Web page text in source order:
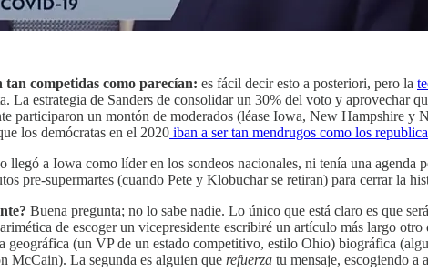
competidas como parecían: es fácil decir esto a posteriori, pero la
La estrategia de Sanders de consolidar un 30% del voto y aprovechar
participaron un montón de moderados (léase Iowa, New Hampshire y
los demócratas en el 2020 iban a ser tan mendrugos como los
llegó a Iowa como líder en los sondeos nacionales, ni tenía una
pre-supermartes (cuando Pete y Klobuchar se retiran) para cerrar la
Buena pregunta; no lo sabe nadie. Lo único que está claro es que
de escoger un vicepresidente escribiré un artículo más largo
geográfica (un VP de un estado competitivo, estilo Ohio) biográfica
McCain). La segunda es alguien que refuerza tu mensaje, escogiendo a